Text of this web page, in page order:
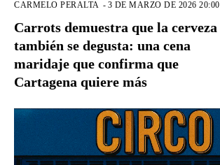
CARMELO PERALTA - 3 DE MARZO DE 2026 20:00
Carrots demuestra que la cerveza
también se degusta: una cena
maridaje que confirma que
Cartagena quiere más